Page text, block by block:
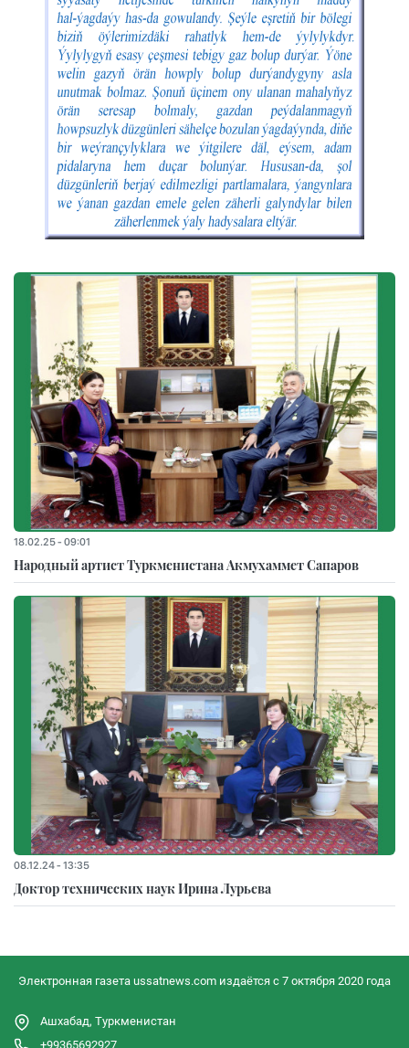
18.02.25 - 09:01
Народный артист Туркменистана Акмухаммет Сапаров
08.12.24 - 13:35
Доктор технических наук Ирина Лурьева
Электронная газета ussatnews.com издаётся с 7 октября 2020 года
Ашхабад, Туркменистан
+99365692927